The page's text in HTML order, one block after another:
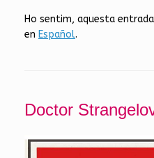
Ho sentim, aquesta
en Español.
Doctor